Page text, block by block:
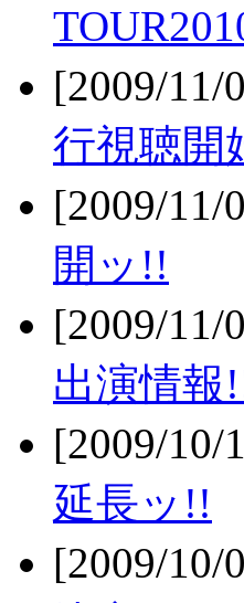
[2009/
行視聴開
[2009/
開ッ!!
[2009/
出演情報
[2009/
延長ッ!!
[2009/